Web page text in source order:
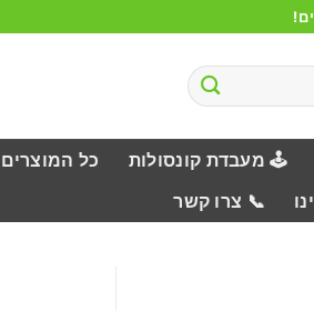
🕹️ מעבדת קונסולות כל המוצרים
📞 צרו קשר